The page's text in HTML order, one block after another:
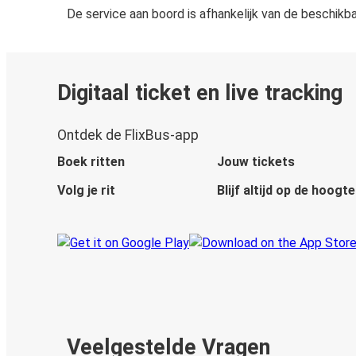
De service aan boord is afhankelijk van de
Digitaal ticket en live tracking
Ontdek de FlixBus-app
Boek ritten
Jouw tickets
Volg je rit
Blijf altijd op de hoogte
Veelgestelde Vragen